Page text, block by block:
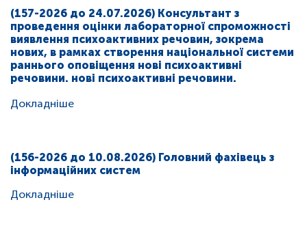
(157-2026 до 24.07.2026) Консультант з
проведення оцінки лабораторної спроможності
виявлення психоактивних речовин, зокрема
нових, в рамках створення національної системи
раннього оповіщення нові психоактивні
речовини. нові психоактивні речовини.
Докладніше
(156-2026 до 10.08.2026) Головний фахівець з
інформаційних систем
Докладніше